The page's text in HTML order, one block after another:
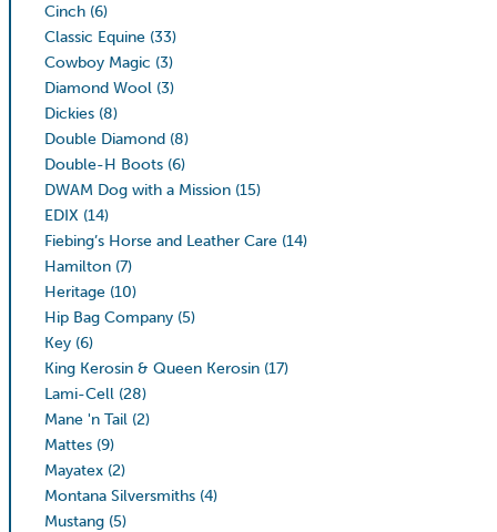
Cinch (6)
Classic Equine (33)
Cowboy Magic (3)
Diamond Wool (3)
Dickies (8)
Double Diamond (8)
Double-H Boots (6)
DWAM Dog with a Mission (15)
EDIX (14)
Fiebing’s Horse and Leather Care (14)
Hamilton (7)
Heritage (10)
Hip Bag Company (5)
Key (6)
King Kerosin & Queen Kerosin (17)
Lami-Cell (28)
Mane 'n Tail (2)
Mattes (9)
Mayatex (2)
Montana Silversmiths (4)
Mustang (5)